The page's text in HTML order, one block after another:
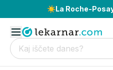
☀️La Roche-